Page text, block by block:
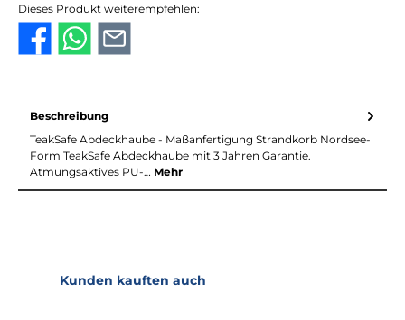
Dieses Produkt weiterempfehlen:
Beschreibung
TeakSafe Abdeckhaube - Maßanfertigung Strandkorb Nordsee-
Form TeakSafe Abdeckhaube mit 3 Jahren Garantie.
Atmungsaktives PU-… Mehr
Produktgalerie überspringen
Kunden kauften auch